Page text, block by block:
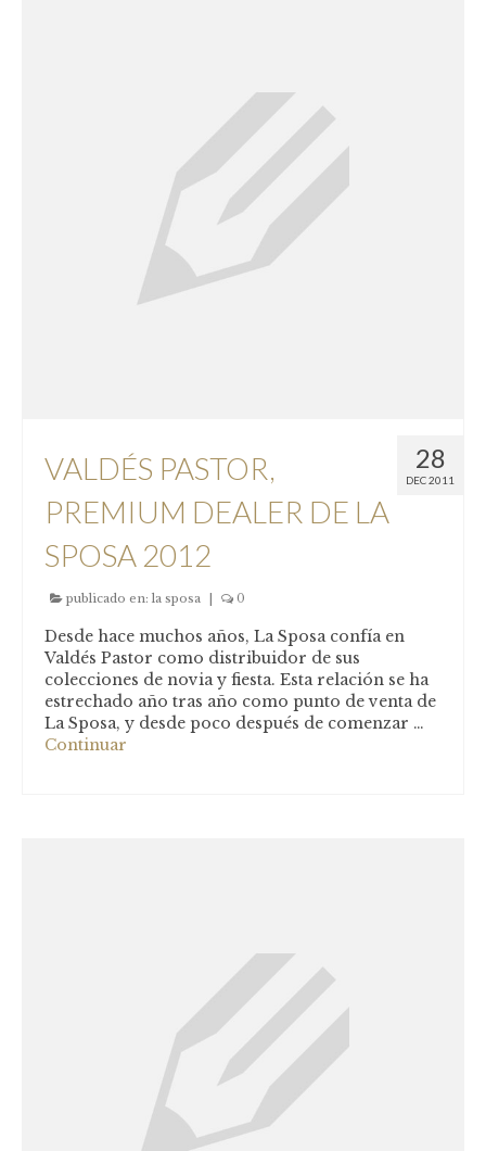
28
DEC 2011
VALDÉS PASTOR,
PREMIUM DEALER DE LA
SPOSA 2012
publicado en: la sposa 0
Desde hace muchos años, La Sposa confía en
Valdés Pastor como distribuidor de sus
colecciones de novia y fiesta. Esta relación se ha
estrechado año tras año como punto de venta de
La Sposa, y desde poco después de comenzar …
Continuar